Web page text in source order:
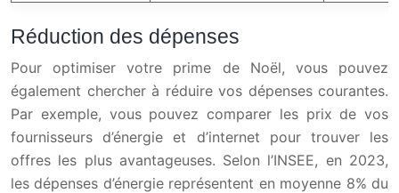
Réduction des dépenses
Pour optimiser votre prime de Noël, vous pouvez
également chercher à réduire vos dépenses courantes.
Par exemple, vous pouvez comparer les prix de vos
fournisseurs d’énergie et d’internet pour trouver les
offres les plus avantageuses. Selon l’INSEE, en 2023,
les dépenses d’énergie représentent en moyenne 8% du